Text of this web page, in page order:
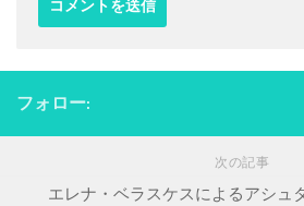
フォロー:
次の記事
エレナ・ベラスケスによるアシュ